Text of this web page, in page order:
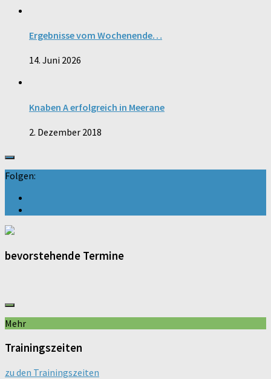
Ergebnisse vom Wochenende…
14. Juni 2026
Knaben A erfolgreich in Meerane
2. Dezember 2018
Folgen:
bevorstehende Termine
Mehr
Trainingszeiten
zu den Trainingszeiten